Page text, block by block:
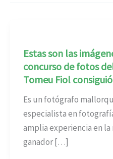
Estas son las
concurso de fotos
Tomeu Fiol
Es un fotógrafo
especialista en
amplia experiencia en
ganador […]